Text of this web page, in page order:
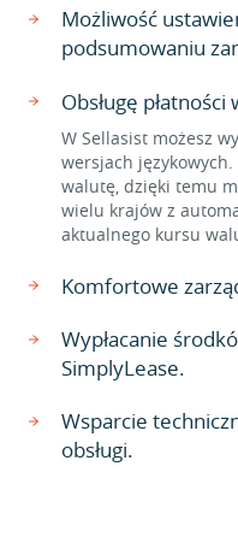
Możliwość
podsumowaniu
Obsługę
W Sellasist możesz
wersjach
walutę, dzięki temu
wielu krajów z
aktualnego kursu
Komfortowe
Wypłacanie
SimplyLease.
Wsparcie
obsługi.